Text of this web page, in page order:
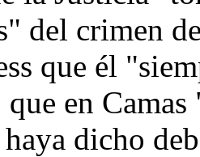
del crimen
que él
que en
dicho